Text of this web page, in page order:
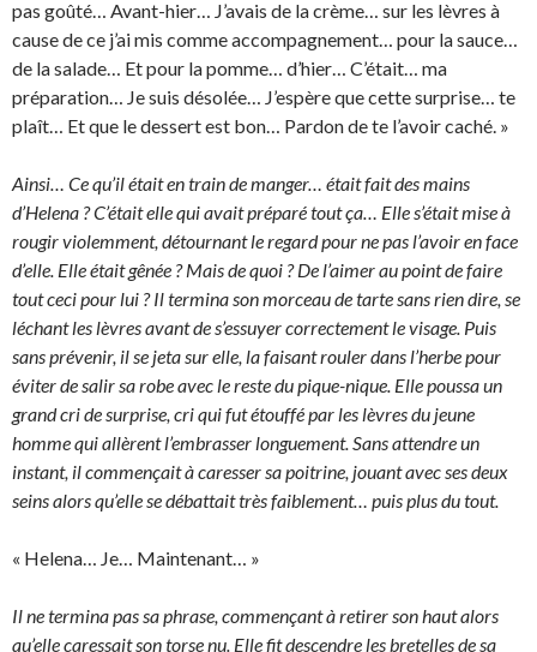
pas goûté… Avant-hier… J’avais de la crème… sur les lèvres à
cause de ce j’ai mis comme accompagnement… pour la sauce…
de la salade… Et pour la pomme… d’hier… C’était… ma
préparation… Je suis désolée… J’espère que cette surprise… te
plaît… Et que le dessert est bon… Pardon de te l’avoir caché. »
Ainsi… Ce qu’il était en train de manger… était fait des mains
d’Helena ? C’était elle qui avait préparé tout ça… Elle s’était mise à
rougir violemment, détournant le regard pour ne pas l’avoir en face
d’elle. Elle était gênée ? Mais de quoi ? De l’aimer au point de faire
tout ceci pour lui ? Il termina son morceau de tarte sans rien dire, se
léchant les lèvres avant de s’essuyer correctement le visage. Puis
sans prévenir, il se jeta sur elle, la faisant rouler dans l’herbe pour
éviter de salir sa robe avec le reste du pique-nique. Elle poussa un
grand cri de surprise, cri qui fut étouffé par les lèvres du jeune
homme qui allèrent l’embrasser longuement. Sans attendre un
instant, il commençait à caresser sa poitrine, jouant avec ses deux
seins alors qu’elle se débattait très faiblement… puis plus du tout.
« Helena… Je… Maintenant… »
Il ne termina pas sa phrase, commençant à retirer son haut alors
qu’elle caressait son torse nu. Elle fit descendre les bretelles de sa